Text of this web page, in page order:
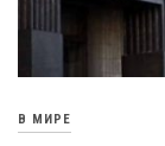
В МИРЕ